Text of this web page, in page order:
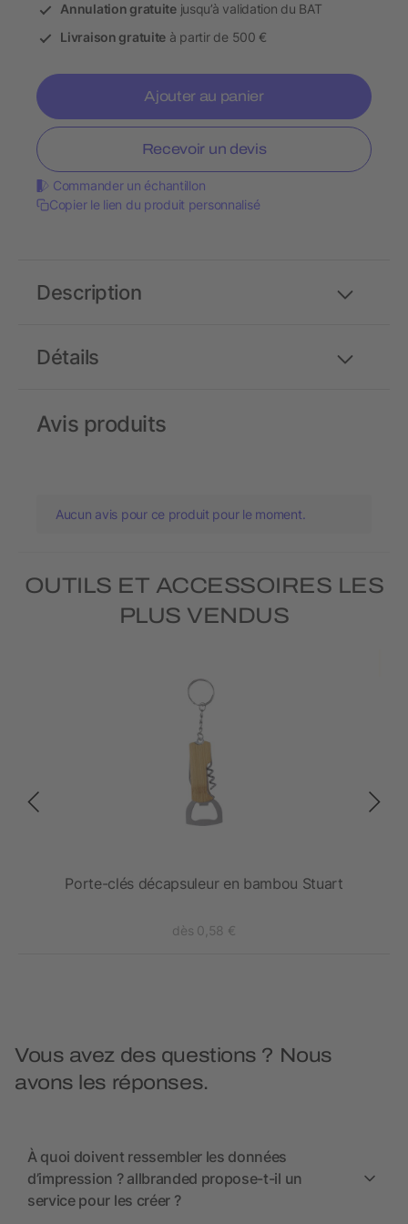
Annulation gratuitejusqu’à validation du BAT
Livraison gratuite à partir de 500 €
Ajouter au panier
Recevoir un devis
Commander un échantillon
Copier le lien du produit personnalisé
Détails
Description
Avis produits
Aucun avis pour ce produit pour le moment.
OUTILS ET ACCESSOIRES LES
PLUS VENDUS
Porte-clés décapsuleur en bambou Stuart
dès 0,58 €
Vous avez des questions ? Nous
avons les réponses.
À quoi doivent ressembler les données
d’impression ? allbranded propose-t-il un
service pour les créer ?